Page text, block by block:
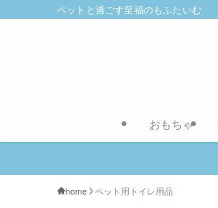
ペットと過ごす至福のもふたいむ
おもちゃ
home ペット用トイレ用品